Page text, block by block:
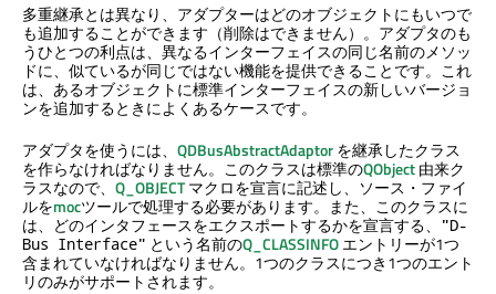
多重継承とは異なり、アダプターはどのオブジェクトにもいつで
も追加することができます（削除はできません）。アダプタのも
うひとつの利点は、異なるインターフェイスの同じ名前のメソッ
ドに、似ているが同じではない機能を提供できることです。これ
は、あるオブジェクトに標準インターフェイスの新しいバージョ
ンを追加するときによくあるケースです。
アダプタを使うには、 QDBusAbstractAdaptorを継承したクラス
を作らなければなりません。このクラスは標準のQObject由来ク
ラスなので、 Q_OBJECTマクロを宣言に記述し、ソース・ファイ
ルをmocツールで処理する必要があります。また、このクラスに
は、どのインタフェースをエクスポートするかを宣言する、
"D-
Bus Interface" という名前のQ_CLASSINFOエントリーが1つ
含まれていなければなりません。1つのクラスにつき1つのエント
リのみがサポートされます。